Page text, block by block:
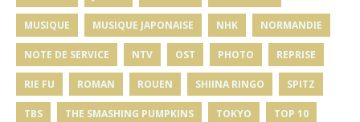
MUSIQUE MUSIQUE JAPONAISE NHK NORMANDIE
NOTE DE SERVICE NTV OST PHOTO REPRISE
RIE FU ROMAN ROUEN SHIINA RINGO SPITZ
TBS THE SMASHING PUMPKINS TOKYO TOP 10